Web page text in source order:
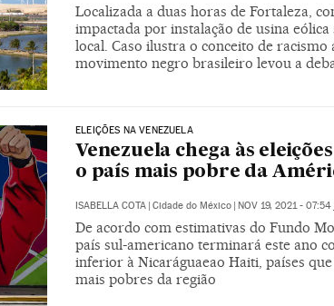
Localizada a duas horas de Fortaleza,
impactada por instalação de usina
local. Caso ilustra o conceito de racismo
movimento negro brasileiro levou a
ELEIÇÕES NA VENEZUELA
Venezuela chega às
o país mais pobre da
ISABELLA COTA | Cidade do México | NOV 19, 2021 - 07:54
De acordo com estimativas do Fundo
país sul-americano terminará este ano
inferior à Nicaráguaeao Haiti, países
mais pobres da região